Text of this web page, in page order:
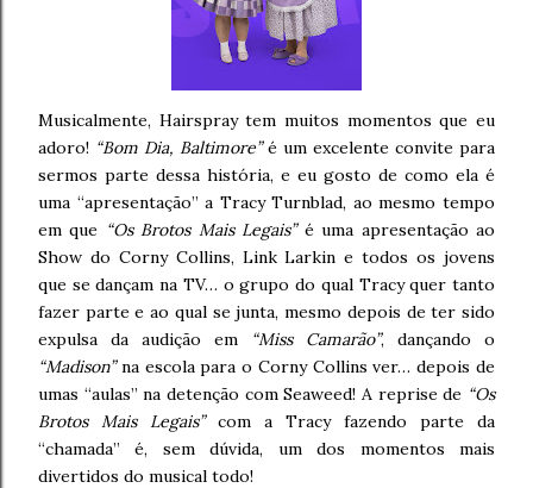
Musicalmente, Hairspray tem muitos momentos que eu
adoro! “Bom Dia, Baltimore”é um excelente convite para
sermos parte dessa história, e eu gosto de como ela é
uma “apresentação” a Tracy Turnblad, ao mesmo tempo
em que “Os Brotos Mais Legais”é uma apresentação ao
Show do Corny Collins, Link Larkin e todos os jovens
que se dançam na TV… o grupo do qual Tracy quer tanto
fazer parte e ao qual se junta, mesmo depois de ter sido
expulsa da audição em
“Miss Camarão”, dançando o
“Madison”na escola para o Corny Collins ver… depois de
umas “aulas” na detenção com Seaweed! A reprise de “Os
Brotos Mais Legais”com a Tracy fazendo parte da
“chamada” é, sem dúvida, um dos momentos mais
divertidos do musical todo!